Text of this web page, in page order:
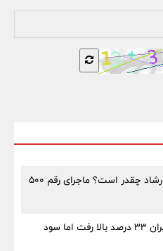
هدیه روز خبرنگار ۱۴۰۵ وزارت ارشاد چقدر است؟ ماجرای رقم ۵۰۰
معمای «ولیز»؛ درآمد لیزینگ ایران ۳۳ درصد بالا رفت اما سود